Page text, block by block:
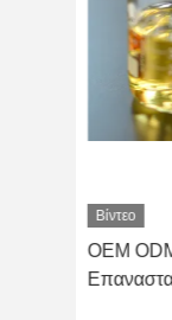
Βίντεο
OEM